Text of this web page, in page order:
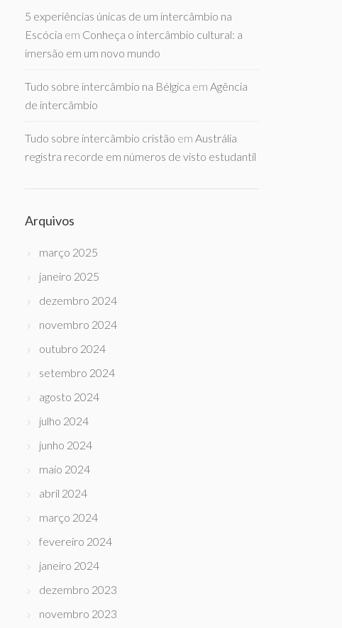
5 experiências únicas de um intercâmbio na
Escócia em Conheça o intercâmbio cultural: a
imersão em um novo mundo
Tudo sobre intercâmbio na Bélgica em Agência
de intercâmbio
Tudo sobre intercâmbio cristão em Austrália
registra recorde em números de visto estudantil
Arquivos
março 2025
janeiro 2025
dezembro 2024
novembro 2024
outubro 2024
setembro 2024
agosto 2024
julho 2024
junho 2024
maio 2024
abril 2024
março 2024
fevereiro 2024
janeiro 2024
dezembro 2023
novembro 2023